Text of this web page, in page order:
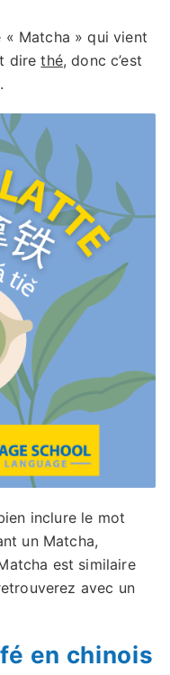
« Matcha » qui vient
direthé, donc c’est
inclure le mot
un Matcha,
est similaire
avec un
en chinois